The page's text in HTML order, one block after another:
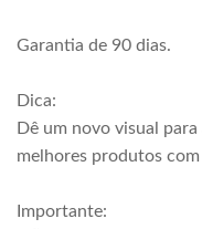
Garantia de 90 dias.
Dica:
Dê um novo visual
melhores produtos
Importante: